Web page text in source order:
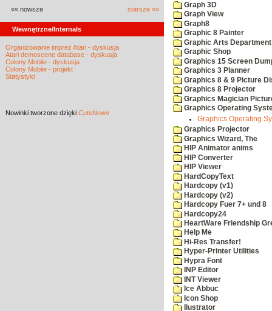
«« nowsze starsze »»
Wewnętrzne/Internals
Organizowanie imprez Atari - dyskusja
Atari demoscene database - dyskusja
Colony Mobile - dyskusja
Colony Mobile - projekt
Statystyki
Nowinki tworzone dzięki CuteNews
Graph 3D
Graph View
Graph8
Graphic 8 Painter
Graphic Arts Department
Graphic Shop
Graphics 15 Screen
Graphics 3 Planner
Graphics 8 & 9 Picture
Graphics 8 Projector
Graphics Magician
Graphics Operating
Graphics Operating
Graphics Projector
Graphics Wizard, The
HIP Animator anims
HIP Converter
HIP Viewer
HardCopyText
Hardcopy (v1)
Hardcopy (v2)
Hardcopy Fuer 7+ und 8
Hardcopy24
HeartWare Friendship
Help Me
Hi-Res Transfer!
Hyper-Printer Utilities
Hypra Font
INP Editor
INT Viewer
Ice Abbuc
Icon Shop
Ilustrator